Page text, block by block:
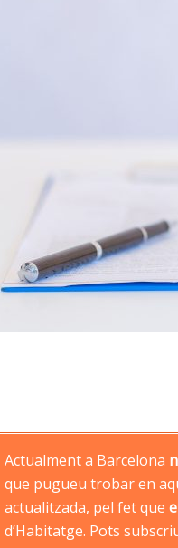
Actualment a Barcelona
que pugueu trobar en
actualitzada, pel fet que
d’Habitatge. Pots